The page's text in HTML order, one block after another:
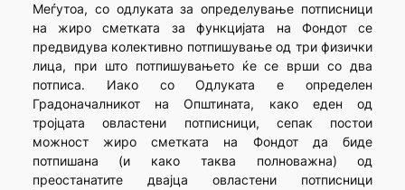
Меѓутоа, со одлуката за определување потписници
на жиро сметката за функцијата на Фондот се
предвидува колективно потпишување од три физички
лица, при што потпишувањето ќе се врши со два
потписа. Иако со Одлуката е определен
Градоначалникот на Општината, како еден од
тројцата овластени потписници, сепак постои
можност жиро сметката на Фондот да биде
потпишана (и како таква полноважна) од
преостанатите двајца овластени потписници